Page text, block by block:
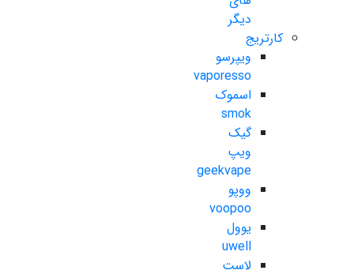
دیگر
کارتریج
ویپرسو
vaporesso
اسموک
smok
گیک
ویپ
geekvape
ووپو
voopoo
یوول
uwell
لاست